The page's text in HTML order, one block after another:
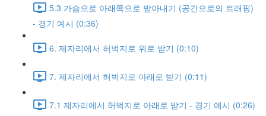
5.3 가슴으로 아래쪽으로 받아내기 (공간으로의 트래핑)
- 경기 예시 (0:36)
6. 제자리에서 허벅지로 위로 받기 (0:10)
7. 제자리에서 허벅지로 아래로 받기 (0:11)
7.1 제자리에서 허벅지로 아래로 받기 - 경기 예시 (0:26)